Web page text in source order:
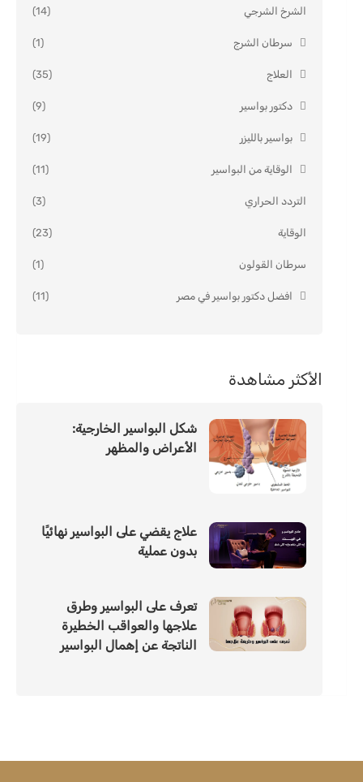
الشرخ الشرجي (14)
سرطان الشرج (1)
العلاج (35)
دكتور بواسير (9)
بواسير بالليزر (19)
الوقاية من البواسير (11)
التردد الحراري (3)
الوقاية (23)
سرطان القولون (1)
افضل دكتور بواسير في مصر (11)
الأكثر مشاهدة
شكل البواسير الخارجية:
الأعراض والمظهر
علاج يقضي على البواسير نهائيًا
بدون عملية
تعرف على البواسير وطرق
علاجها والعواقب الخطيرة
الناتجة عن إهمال البواسير